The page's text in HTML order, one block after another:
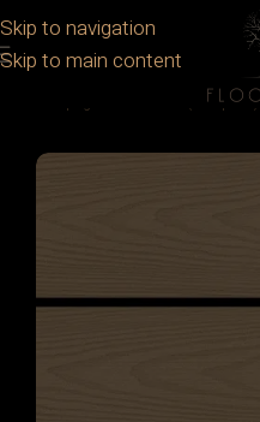
Skip to navigation
Skip to main content
WPC (Compozit)